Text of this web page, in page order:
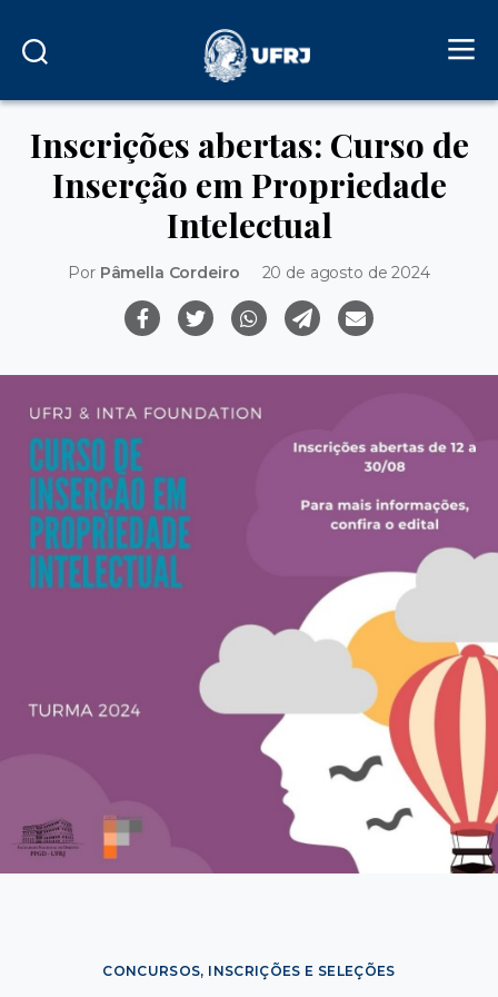
Inscrições abertas: Curso de
Inserção em Propriedade
Intelectual
Por Pâmella Cordeiro 20 de agosto de 2024
CONCURSOS, INSCRIÇÕES E SELEÇÕES